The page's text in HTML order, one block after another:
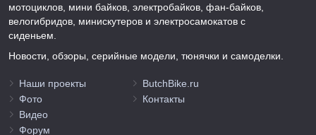
мотоциклов, мини байков, электробайков, фан-байков,
велогибридов, минискутеров и электросамокатов с
сиденьем.
Новости, обзоры, серийные модели, тюнячки и самоделки.
Наши проекты
Фото
Видео
Форум
ButchBike.ru
Контакты